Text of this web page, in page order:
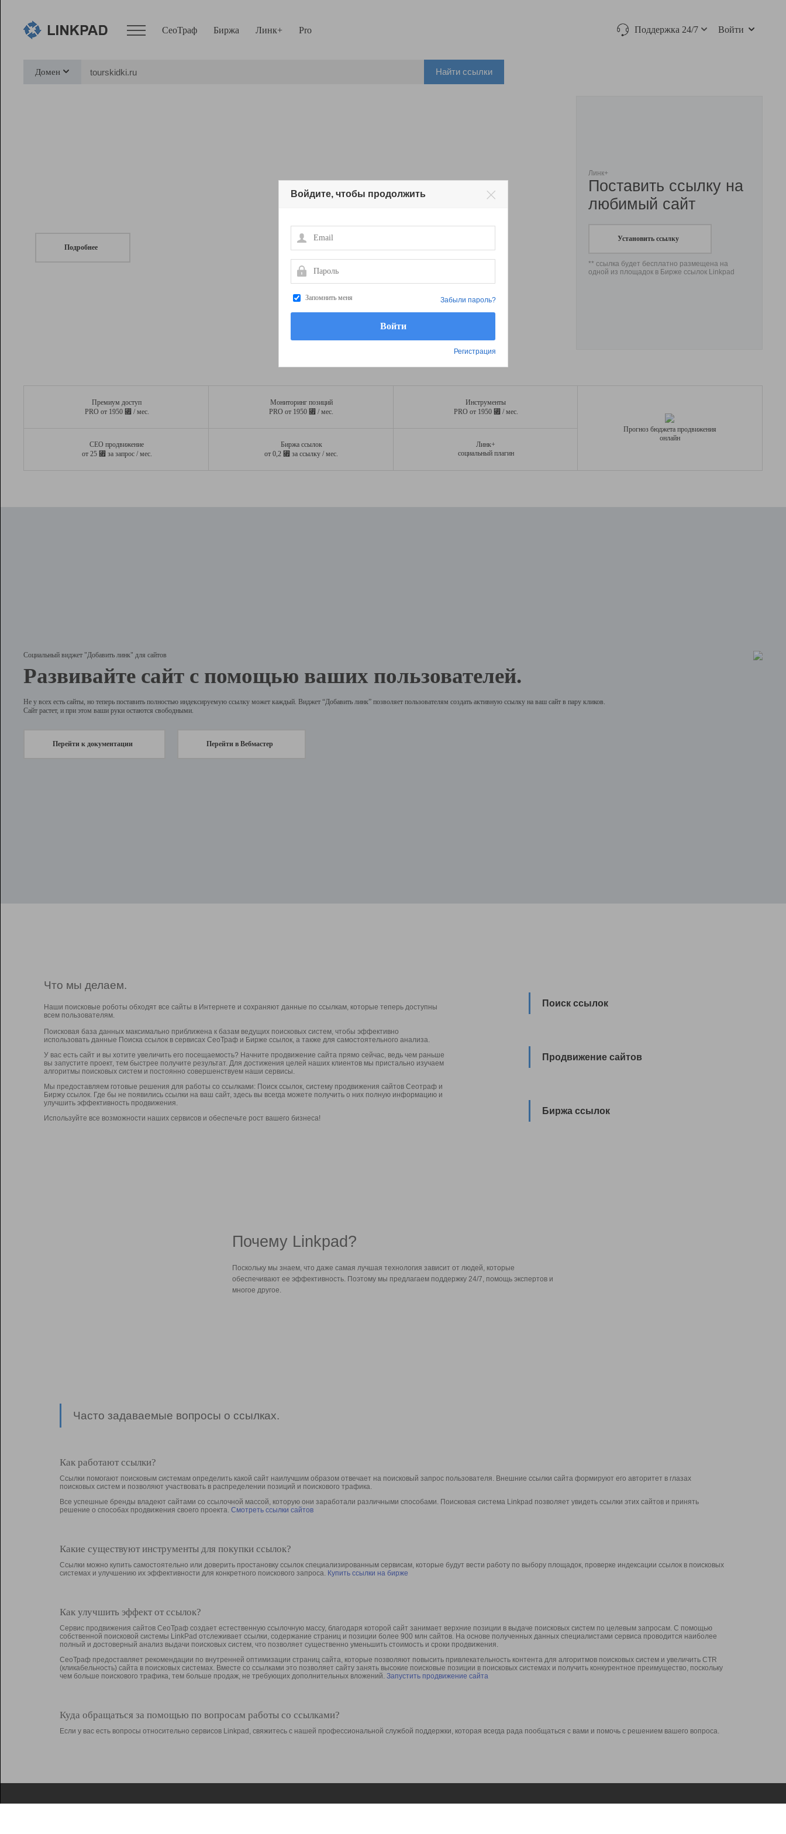
СеоТраф Биржа Линк+ Pro Поддержка 24/7 Войти
Домен Найти ссылки
Подробнее
Линк+
Поставить ссылку на
любимый сайт
Установить ссылку
** ссылка будет бесплатно размещена на
одной из площадок в Бирже ссылок Linkpad
Премиум доступ
PRO от 1950 ⃏ / мес.
Мониторинг позиций
PRO от 1950 ⃏ / мес.
Инструменты
PRO от 1950 ⃏ / мес.
СЕО продвижение
от 25 ⃏ за запрос / мес.
Биржа ссылок
от 0,2 ⃏ за ссылку / мес.
Линк+
социальный плагин
Прогноз бюджета продвижения
онлайн
Социальный виджет "Добавить линк" для сайтов
Развивайте сайт с помощью ваших пользователей.
Не у всех есть сайты, но теперь поставить полностью индексируемую ссылку может каждый. Виджет “Добавить линк” позволяет пользователям создать активную ссылку на ваш сайт в пару кликов.
Сайт растет, и при этом ваши руки остаются свободными.
Перейти к документации Перейти в Вебмастер
Что мы делаем.
Наши поисковые роботы обходят все сайты в Интернете и сохраняют данные по ссылкам, которые теперь доступны
всем пользователям.
Поисковая база данных максимально приближена к базам ведущих поисковых систем, чтобы эффективно
использовать данные Поиска ссылок в сервисах СеоТраф и Бирже ссылок, а также для самостоятельного анализа.
У вас есть сайт и вы хотите увеличить его посещаемость? Начните продвижение сайта прямо сейчас, ведь чем раньше
вы запустите проект, тем быстрее получите результат. Для достижения целей наших клиентов мы пристально изучаем
алгоритмы поисковых систем и постоянно совершенствуем наши сервисы.
Мы предоставляем готовые решения для работы со ссылками: Поиск ссылок, систему продвижения сайтов Сеотраф и
Биржу ссылок. Где бы не появились ссылки на ваш сайт, здесь вы всегда можете получить о них полную информацию и
улучшить эффективность продвижения.
Используйте все возможности наших сервисов и обеспечьте рост вашего бизнеса!
Поиск ссылок
Продвижение сайтов
Биржа ссылок
Почему Linkpad?
Поскольку мы знаем, что даже самая лучшая технология зависит от людей, которые
обеспечивают ее эффективность. Поэтому мы предлагаем поддержку 24/7, помощь экспертов и
многое другое.
Часто задаваемые вопросы о ссылках.
Как работают ссылки?
Ссылки помогают поисковым системам определить какой сайт наилучшим образом отвечает на поисковый запрос пользователя. Внешние ссылки сайта формируют его авторитет в глазах
поисковых систем и позволяют участвовать в раcпределении позиций и поискового трафика.
Все успешные бренды владеют сайтами со ссылочной массой, которую они заработали различными способами. Поисковая система Linkpad позволяет увидеть ссылки этих сайтов и принять
решение о способах продвижения своего проекта. Смотреть ссылки сайтов
Какие существуют инструменты для покупки ссылок?
Ссылки можно купить самостоятельно или доверить простановку ссылок специализированным сервисам, которые будут вести работу по выбору площадок, проверке индексации ссылок в поисковых
системах и улучшению их эффективности для конкретного поискового запроса. Купить ссылки на бирже
Как улучшить эффект от ссылок?
Сервис продвижения сайтов СеоТраф создает естественную ссылочную массу, благодаря которой сайт занимает верхние позиции в выдаче поисковых систем по целевым запросам. С помощью
собственной поисковой системы LinkPad отслеживает ссылки, содержание страниц и позиции более 900 млн сайтов. На основе полученных данных специалистами сервиса проводится наиболее
полный и достоверный анализ выдачи поисковых систем, что позволяет существенно уменьшить стоимость и сроки продвижения.
СеоТраф предоставляет рекомендации по внутренней оптимизации страниц сайта, которые позволяют повысить привлекательность контента для алгоритмов поисковых систем и увеличить CTR
(кликабельность) сайта в поисковых системах. Вместе со ссылками это позволяет сайту занять высокие поисковые позиции в поисковых системах и получить конкурентное преимущество, поскольку
чем больше поискового трафика, тем больше продаж, не требующих дополнительных вложений. Запустить продвижение сайта
Куда обращаться за помощью по вопросам работы со ссылками?
Если у вас есть вопросы относительно сервисов Linkpad, свяжитесь с нашей профессиональной службой поддержки, которая всегда рада пообщаться с вами и помочь с решением вашего вопроса.
Войдите, чтобы продолжить
Email
Пароль
Запомнить меня
Регистрация
Забыли пароль?